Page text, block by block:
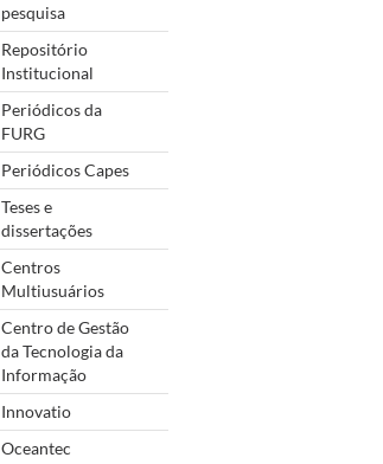
pesquisa
Repositório
Institucional
Periódicos da
FURG
Periódicos Capes
Teses e
dissertações
Centros
Multiusuários
Centro de Gestão
da Tecnologia da
Informação
Innovatio
Oceantec